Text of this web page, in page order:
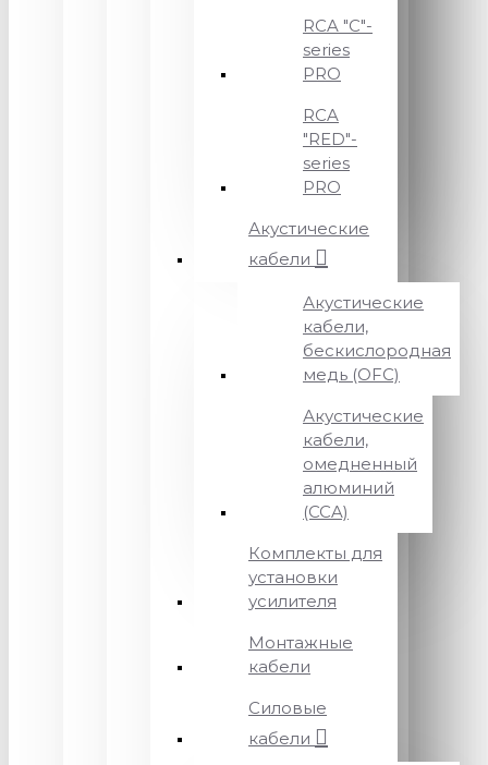
RCA "C"-
series
PRO
RCA
"RED"-
series
PRO
Акустические
кабели
Акустические
кабели,
бескислородная
медь (OFC)
Акустические
кабели,
омедненный
алюминий
(CCA)
Комплекты для
установки
усилителя
Монтажные
кабели
Силовые
кабели